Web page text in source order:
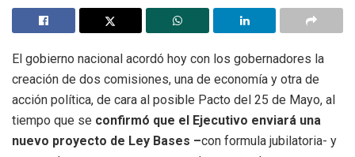
El gobierno nacional acordó hoy con los gobernadores la
creación de dos comisiones, una de economía y otra de
acción política, de cara al posible Pacto del 25 de Mayo, al
tiempo que se confirmó que el Ejecutivo enviará una
nuevo proyecto de Ley Bases –con formula jubilatoria- y